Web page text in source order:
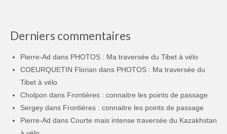
Derniers commentaires
Pierre-Ad dans PHOTOS : Ma traversée du Tibet à vélo
COEURQUETIN Florian dans PHOTOS : Ma traversée du
Tibet à vélo
Cholpon dans Frontières : connaitre les points de passage
Sergey dans Frontières : connaitre les points de passage
Pierre-Ad dans Courte mais intense traversée du Kazakhstan